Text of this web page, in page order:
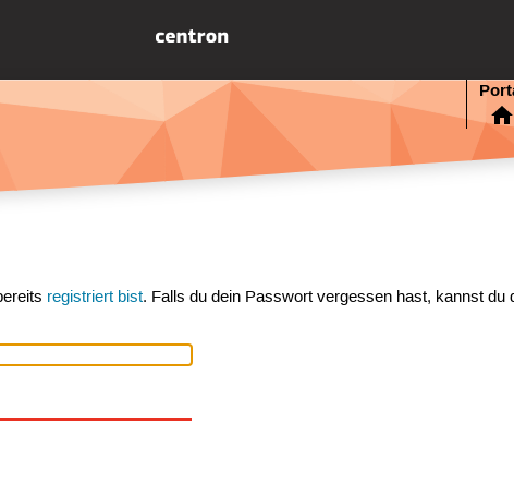
registriert bist. Falls du dein Passwort vergessen hast, kannst du